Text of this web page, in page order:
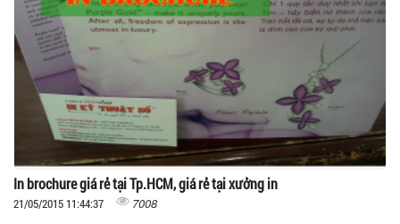
In brochure giá rẻ tại Tp.HCM, giá rẻ tại xưởng in
21/05/2015 11:44:37 7008